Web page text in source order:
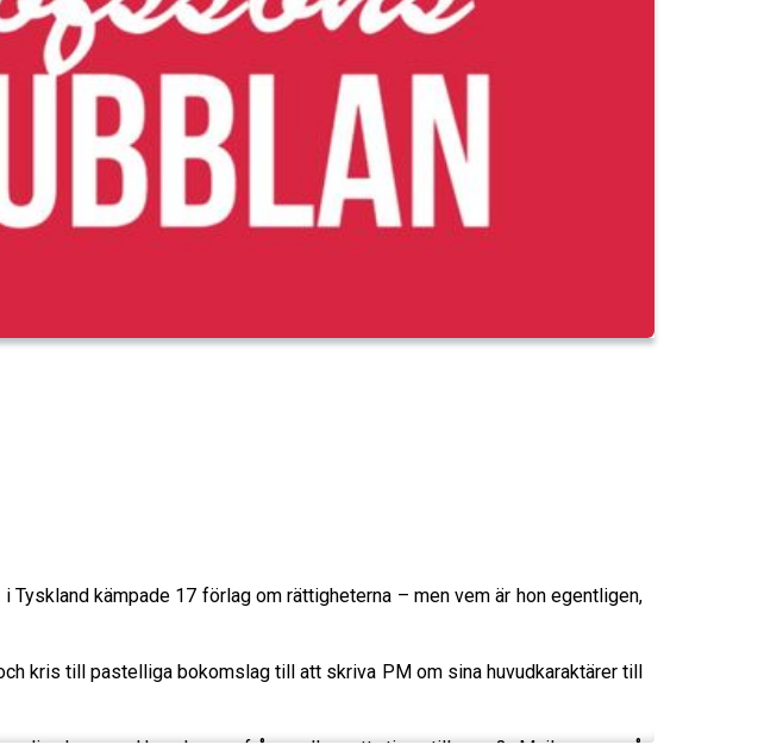
kämpade 17 förlag om rättigheterna – men vem är hon egentligen,
kris till pastelliga bokomslag till att skriva PM om sina huvudkaraktärer till